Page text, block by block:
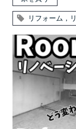
リフォーム，